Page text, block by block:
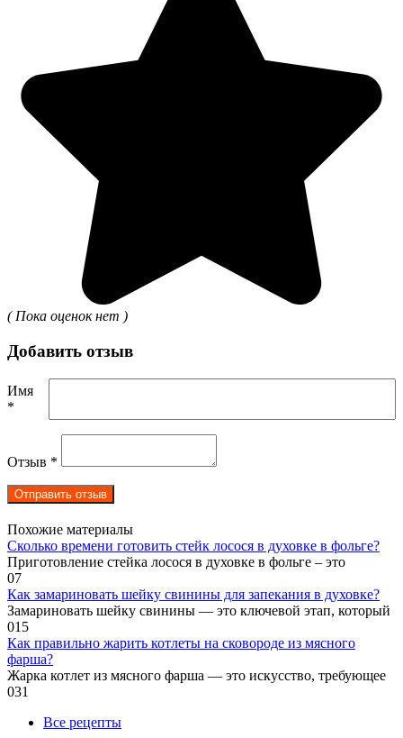
( Пока оценок нет )
Добавить отзыв
Имя
*
Отзыв *
Похожие материалы
Сколько времени готовить стейк лосося в духовке в фольге?
Приготовление стейка лосося в духовке в фольге – это
07
Как замариновать шейку свинины для запекания в духовке?
Замариновать шейку свинины — это ключевой этап, который
015
Как правильно жарить котлеты на сковороде из мясного
фарша?
Жарка котлет из мясного фарша — это искусство, требующее
031
Все рецепты